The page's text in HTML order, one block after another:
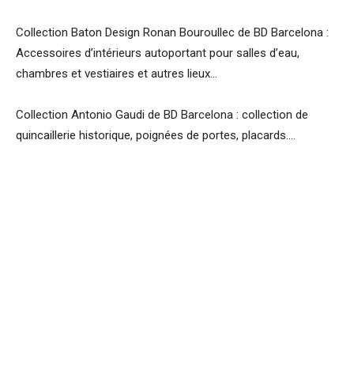
Collection Baton Design Ronan Bouroullec de BD Barcelona :
Accessoires d’intérieurs autoportant pour salles d’eau,
chambres et vestiaires et autres lieux…
Collection Antonio Gaudi de BD Barcelona : collection de
quincaillerie historique, poignées de portes, placards….